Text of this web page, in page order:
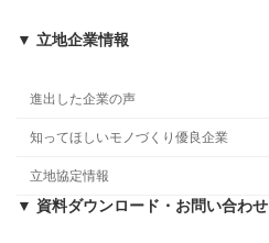
▼ 立地企業情報
進出した企業の声
知ってほしいモノづくり優良企業
立地協定情報
▼ 資料ダウンロード・お問い合わせ